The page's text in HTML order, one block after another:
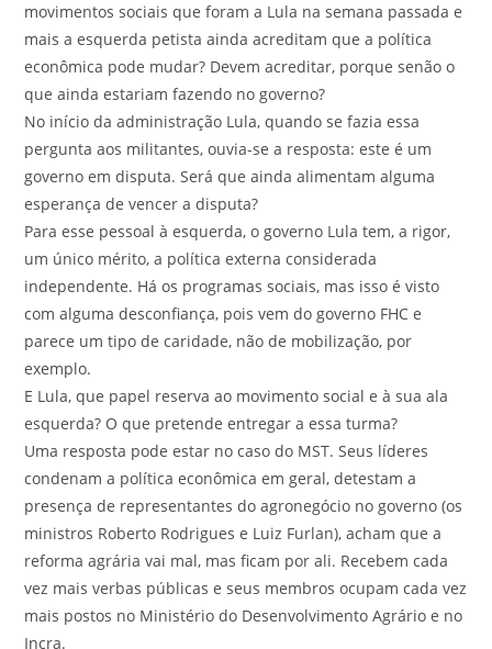
movimentos sociais que foram a Lula na semana passada e
mais a esquerda petista ainda acreditam que a política
econômica pode mudar? Devem acreditar, porque senão o
que ainda estariam fazendo no governo?
No início da administração Lula, quando se fazia essa
pergunta aos militantes, ouvia-se a resposta: este é um
governo em disputa. Será que ainda alimentam alguma
esperança de vencer a disputa?
Para esse pessoal à esquerda, o governo Lula tem, a rigor,
um único mérito, a política externa considerada
independente. Há os programas sociais, mas isso é visto
com alguma desconfiança, pois vem do governo FHC e
parece um tipo de caridade, não de mobilização, por
exemplo.
E Lula, que papel reserva ao movimento social e à sua ala
esquerda? O que pretende entregar a essa turma?
Uma resposta pode estar no caso do MST. Seus líderes
condenam a política econômica em geral, detestam a
presença de representantes do agronegócio no governo (os
ministros Roberto Rodrigues e Luiz Furlan), acham que a
reforma agrária vai mal, mas ficam por ali. Recebem cada
vez mais verbas públicas e seus membros ocupam cada vez
mais postos no Ministério do Desenvolvimento Agrário e no
Incra.